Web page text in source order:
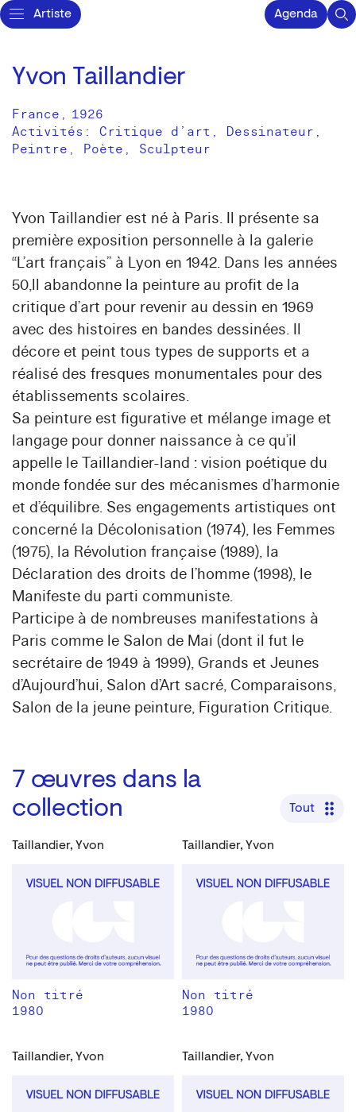
Artiste Agenda
Yvon Taillandier
France , 1926
Activités: Critique d’art
Dessinateur
Peintre
Poète Sculpteur
Yvon Taillandier est né à Paris. Il présente sa
première exposition personnelle à la galerie
“L’art français” à Lyon en 1942. Dans les années
50,ll abandonne la peinture au profit de la
critique d’art pour revenir au dessin en 1969
avec des histoires en bandes dessinées. Il
décore et peint tous types de supports et a
réalisé des fresques monumentales pour des
établissements scolaires.
Sa peinture est figurative et mélange image et
langage pour donner naissance à ce qu’il
appelle le Taillandier-land : vision poétique du
monde fondée sur des mécanismes d’harmonie
et d’équilibre. Ses engagements artistiques ont
concerné la Décolonisation (1974), les Femmes
(1975), la Révolution française (1989), la
Déclaration des droits de l’homme (1998), le
Manifeste du parti communiste.
Participe à de nombreuses manifestations à
Paris comme le Salon de Mai (dont il fut le
secrétaire de 1949 à 1999), Grands et Jeunes
d’Aujourd’hui, Salon d’Art sacré, Comparaisons,
Salon de la jeune peinture, Figuration Critique.
7 œuvres dans la
collection
Tout
Taillandier, Yvon
Non titré
1980
Taillandier, Yvon
Non titré
1980
Taillandier, Yvon Taillandier, Yvon